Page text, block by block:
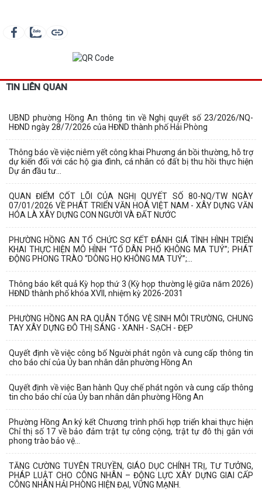
TIN LIÊN QUAN
UBND phường Hồng An thông tin về Nghị quyết số 23/2026/NQ-
HĐND ngày 28/7/2026 của HĐND thành phố Hải Phòng
Thông báo về việc niêm yết công khai Phương án bồi thường, hỗ trợ
dự kiến đối với các hộ gia đình, cá nhân có đất bị thu hồi thực hiện
Dự án đầu tư...
QUAN ĐIỂM CỐT LÕI CỦA NGHỊ QUYẾT SỐ 80-NQ/TW NGÀY
07/01/2026 VỀ PHÁT TRIỂN VĂN HOÁ VIỆT NAM - XÂY DỰNG VĂN
HÓA LÀ XÂY DỰNG CON NGƯỜI VÀ ĐẤT NƯỚC
PHƯỜNG HỒNG AN TỔ CHỨC SƠ KẾT ĐÁNH GIÁ TÌNH HÌNH TRIỂN
KHAI THỰC HIỆN MÔ HÌNH “TỔ DÂN PHỐ KHÔNG MA TUÝ”; PHÁT
ĐỘNG PHONG TRÀO “DÒNG HỌ KHÔNG MA TUÝ”;...
Thông báo kết quả Kỳ họp thứ 3 (Kỳ họp thường lệ giữa năm 2026)
HĐND thành phố khóa XVII, nhiệm kỳ 2026-2031
PHƯỜNG HỒNG AN RA QUÂN TỔNG VỆ SINH MÔI TRƯỜNG, CHUNG
TAY XÂY DỰNG ĐÔ THỊ SÁNG - XANH - SẠCH - ĐẸP
Quyết định về việc công bố Người phát ngôn và cung cấp thông tin
cho báo chí của Ủy ban nhân dân phường Hồng An
Quyết định về việc Ban hành Quy chế phát ngôn và cung cấp thông
tin cho báo chí của Ủy ban nhân dân phường Hồng An
Phường Hồng An ký kết Chương trình phối hợp triển khai thực hiện
Chỉ thị số 17 về bảo đảm trật tự công cộng, trật tự đô thị gắn với
phong trào bảo vệ...
TĂNG CƯỜNG TUYÊN TRUYỀN, GIÁO DỤC CHÍNH TRỊ, TƯ TƯỞNG,
PHÁP LUẬT CHO CÔNG NHÂN – ĐỘNG LỰC XÂY DỰNG GIAI CẤP
CÔNG NHÂN HẢI PHÒNG HIỆN ĐẠI, VỮNG MẠNH.